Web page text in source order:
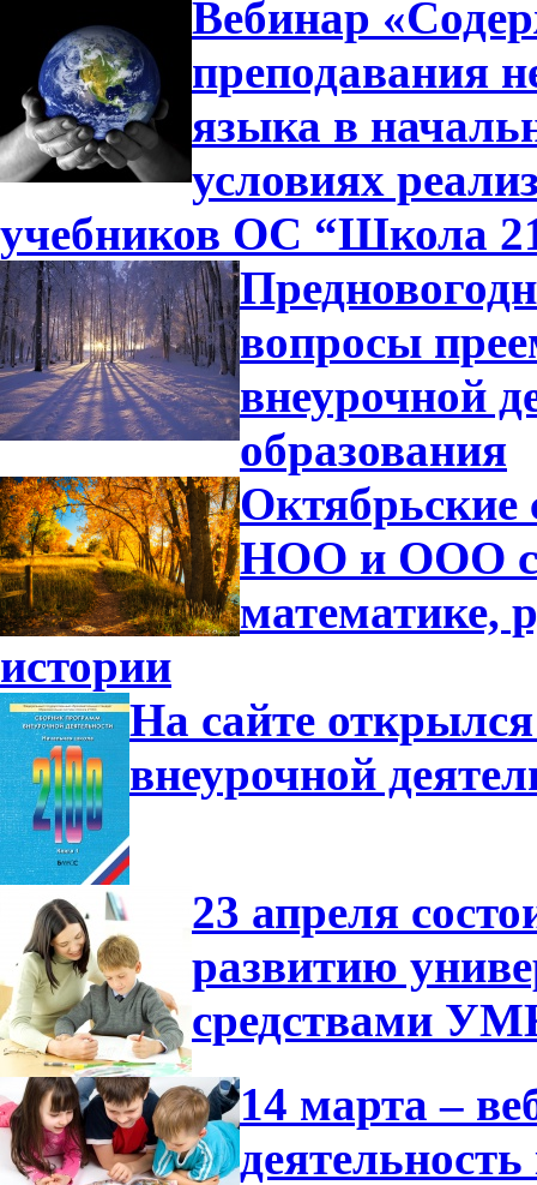
Вебинар
преподавания
языка в
условиях
учебников ОС “Школа
вопросы
внеурочной
образования
НОО и ООО
математике,
истории
На сайте
внеурочной
23 апреля
развитию
средствами
14 марта –